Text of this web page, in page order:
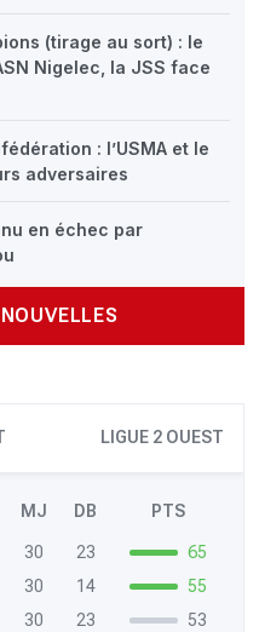
(tirage au sort) : le
Nigelec, la JSS face
: l’USMA et le
adversaires
en échec par
LIGUE 2 OUEST
MJ DB PTS
30 23
65
30 14
55
30 23
53